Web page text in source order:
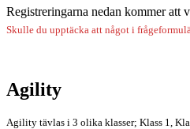
Registreringarna nedan kommer att
Skulle du upptäcka att något i
Agility
Agility tävlas i 3 olika klasser; Klass 1,